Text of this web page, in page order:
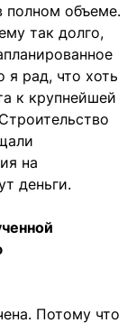
полном объеме.
так долго,
я рад, что хоть
к крупнейшей
на
деньги.
Потому что